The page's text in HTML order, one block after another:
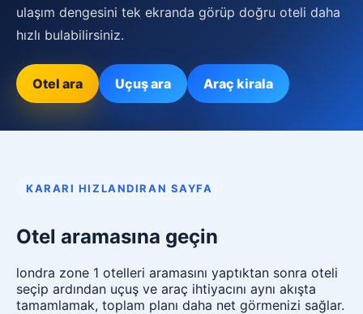
ulaşım dengesini tek ekranda görüp doğru oteli daha
hızlı bulabilirsiniz.
Otel ara Uçuş ara Araç kirala
KARARI HIZLANDIRAN SAYFA
Otel aramasına geçin
londra zone 1 otelleri aramasını yaptıktan sonra oteli
seçip ardından uçuş ve araç ihtiyacını aynı akışta
tamamlamak, toplam planı daha net görmenizi sağlar.